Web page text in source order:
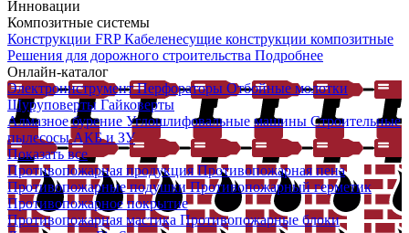
Инновации
Композитные системы
Конструкции FRPКабеленесущие конструкции композитные
Решения для дорожного строительства Подробнее
Онлайн-каталог
ЭлектроинструментПерфораторы Отбойные молотки
Шуруповерты Гайковерты
Алмазное бурение Углошлифовальные машины Строительные
пылесосыАКБ и ЗУ
Показать все
Противопожарная продукция Противопожарная пена
Противопожарные подушкиПротивопожарный герметик
Противопожарное покрытие
Противопожарная мастика Противопожарные блоки